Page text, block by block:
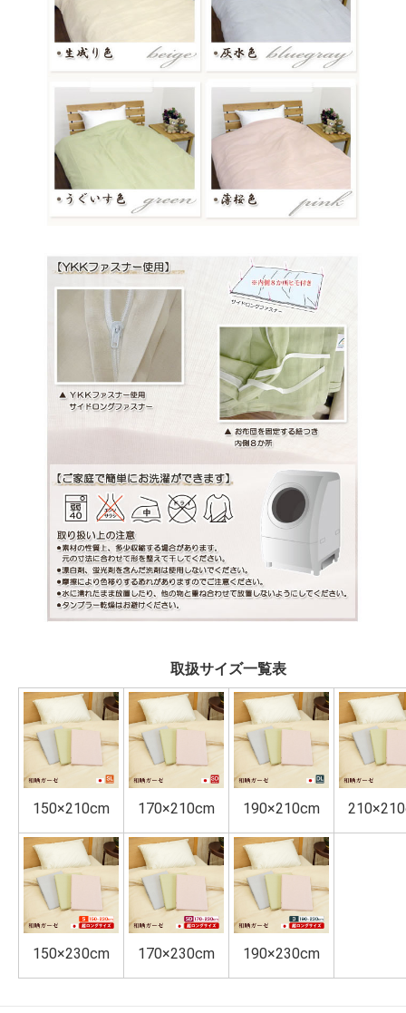
取扱サイズ一覧表
150×210cm 170×210cm 190×210cm
150×230cm 170×230cm 190×230cm